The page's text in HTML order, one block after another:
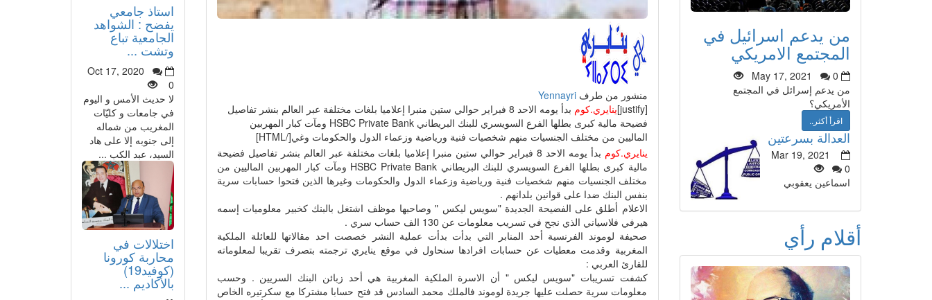
استاذ جامعي
يفضح : الشواهد
الجامعية تباع
وتشت ...
Oct 17, 2020
0
لا حديث الأمس و اليوم
في جامعات و كليّات
المغريب من شماله
إلى جنوبه إلا على هاد
السيد، عبد الكب ...
اختلالات في
محاربة كورونا
(كوفيد19)
بالأكاديم ...
منشور من طرفYennayri
[justify]
ينايري.كوم
بدأ يومه الاحد 8 فبراير حوالي ستين منبرا إعلاميا بلغات مختلفة عبر العالم بنشر تفاصيل
فضيحة مالية كبرى بطلها الفرع السويسري للبنك البريطاني HSBC Private Bank ومآت كبار المهربين
الماليين من مختلف الجنسيات منهم شخصيات فنية ورياضية وزعماء الدول والحكومات وغي[/HTML]
ينايري.كوم
بدأ يومه الاحد 8 فبراير حوالي ستين منبرا إعلاميا بلغات مختلفة عبر العالم بنشر تفاصيل فضيحة
مالية كبرى بطلها الفرع السويسري للبنك البريطاني HSBC Private Bank ومآت كبار المهربين الماليين من
مختلف الجنسيات منهم شخصيات فنية ورياضية وزعماء الدول والحكومات وغيرها الذين فتحوا حسابات سرية
بنفس البنك ضدا على قوانين بلدانهم .
الاعلام أطلق على الفضيحة الجديدة "سويس ليكس " وصاحبها موظف اشتغل بالبنك كخبير معلوميات إسمه
هيرفي فلاسياني الذي نجح في تسريب معلومات عن 130 الف حساب سري .
صحيفة لوموند الفرنسية أحد المنابر التي بدأت بدأت عملية النشر خصصت احد مقالاتها للعائلة الملكية
المغربية وقدمت معطيات عن حسابات افرادها سنحاول في موقع ينايري ترجمته بتصرف تقريبا لمعلوماته
للقارئ العربي :
كشفت تسريبات "سويس ليكس " أن الاسرة الملكية المغربية هي أحد زبائن البنك السريين . وحسب
معلومات سرية حصلت عليها جريدة لوموند فالملك محمد السادس قد فتح حسابا مشتركا مع سكرتيره الخاص
من يدعم اسرائيل في
المجتمع الامريكي
May 17, 2021
0
من يدعم إسرائل في المجتمع
الأمريكي؟
اقرأ أكثر..
العدالة بسرعتين
Mar 19, 2021
0
اسماعين يعقوبي
أقلام رأي